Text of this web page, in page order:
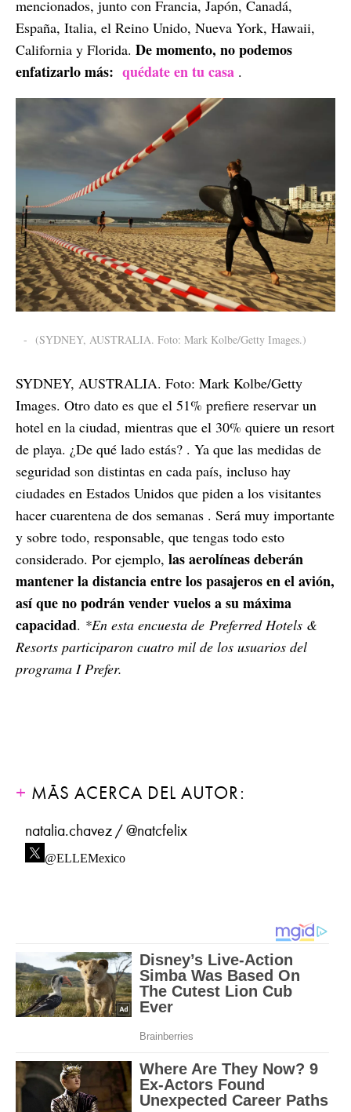
mencionados, junto con Francia, Japón, Canadá,
España, Italia, el Reino Unido, Nueva York, Hawaii,
California y Florida. De momento, no podemos
enfatizarlo más: quédate en tu casa .
- (SYDNEY, AUSTRALIA. Foto: Mark Kolbe/Getty Images.)
SYDNEY, AUSTRALIA. Foto: Mark Kolbe/Getty
Images. Otro dato es que el 51% prefiere reservar un
hotel en la ciudad, mientras que el 30% quiere un resort
de playa. ¿De qué lado estás? . Ya que las medidas de
seguridad son distintas en cada país, incluso hay
ciudades en Estados Unidos que piden a los visitantes
hacer cuarentena de dos semanas . Será muy importante
y sobre todo, responsable, que tengas todo esto
considerado. Por ejemplo, las aerolíneas deberán
mantener la distancia entre los pasajeros en el avión,
así que no podrán vender vuelos a su máxima
capacidad. *En esta encuesta de Preferred Hotels &
Resorts participaron cuatro mil de los usuarios del
programa I Prefer.
MÁS ACERCA DEL AUTOR:
natalia.chavez / @natcfelix
@ELLEMexico